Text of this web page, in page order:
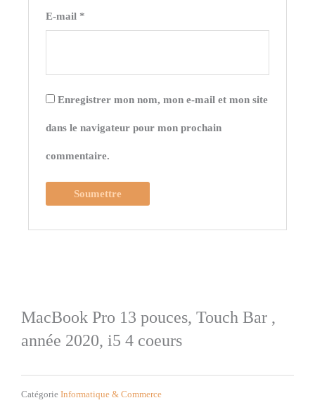
E-mail *
Enregistrer mon nom, mon e-mail et mon site
dans le navigateur pour mon prochain
commentaire.
MacBook Pro 13 pouces, Touch Bar ,
année 2020, i5 4 coeurs
Catégorie Informatique & Commerce